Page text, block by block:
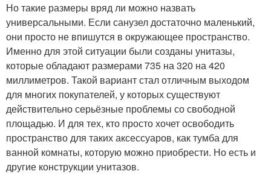
Но такие размеры вряд ли можно назвать
универсальными. Если санузел достаточно маленький,
они просто не впишутся в окружающее пространство.
Именно для этой ситуации были созданы унитазы,
которые обладают размерами 735 на 320 на 420
миллиметров. Такой вариант стал отличным выходом
для многих покупателей, у которых существуют
действительно серьёзные проблемы со свободной
площадью. И для тех, кто просто хочет освободить
пространство для таких аксессуаров, как тумба для
ванной комнаты, которую можно приобрести. Но есть и
другие конструкции унитазов.